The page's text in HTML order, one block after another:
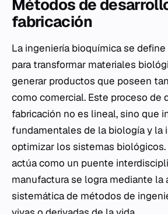
Métodos de
fabricación
La ingeniería bioquímica se
para transformar materiales
generar productos que poseen
como comercial. Este proceso de
fabricación no es lineal, sino que
fundamentales de la biología y la
optimizar los sistemas
actúa como un puente
manufactura se logra mediante la
sistemática de métodos de